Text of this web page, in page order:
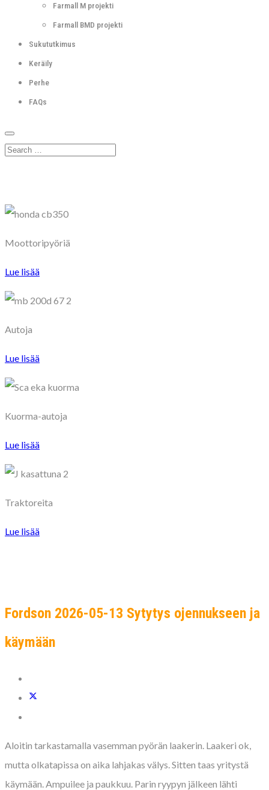
Farmall M projekti
Farmall BMD projekti
Sukututkimus
Keräily
Perhe
FAQs
Moottoripyöriä
Lue lisää
Autoja
Lue lisää
Kuorma-autoja
Lue lisää
Traktoreita
Lue lisää
Fordson 2026-05-13 Sytytys ojennukseen ja
käymään
Aloitin tarkastamalla vasemman pyörän laakerin. Laakeri ok,
mutta olkatapissa on aika lahjakas välys. Sitten taas yritystä
käymään. Ampuilee ja paukkuu. Parin ryypyn jälkeen lähti